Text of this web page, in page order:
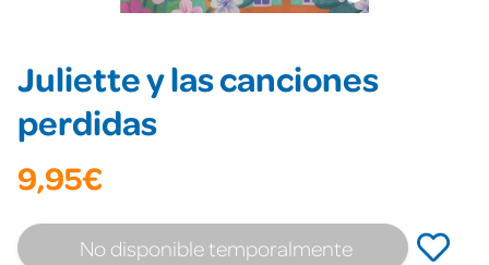
Juliette y las canciones
perdidas
9,95€
No disponible temporalmente